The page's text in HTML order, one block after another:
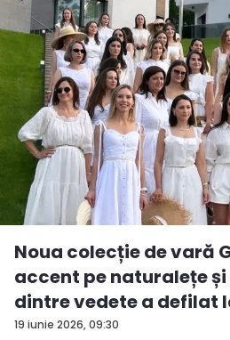
19 iunie 2026, 09:30
Noua colecție de vară
accent pe naturalețe
dintre vedete a defilat
d...